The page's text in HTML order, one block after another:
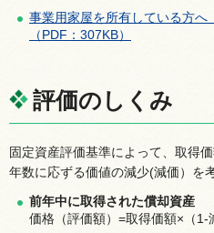
事業用家屋を所有している方へ
（PDF：307KB）
評価のしくみ
固定資産評価基準によって、取得
年数に応ずる価値の減少(減価）を
前年中に取得された償却資産
価格（評価額）=取得価額×（1-